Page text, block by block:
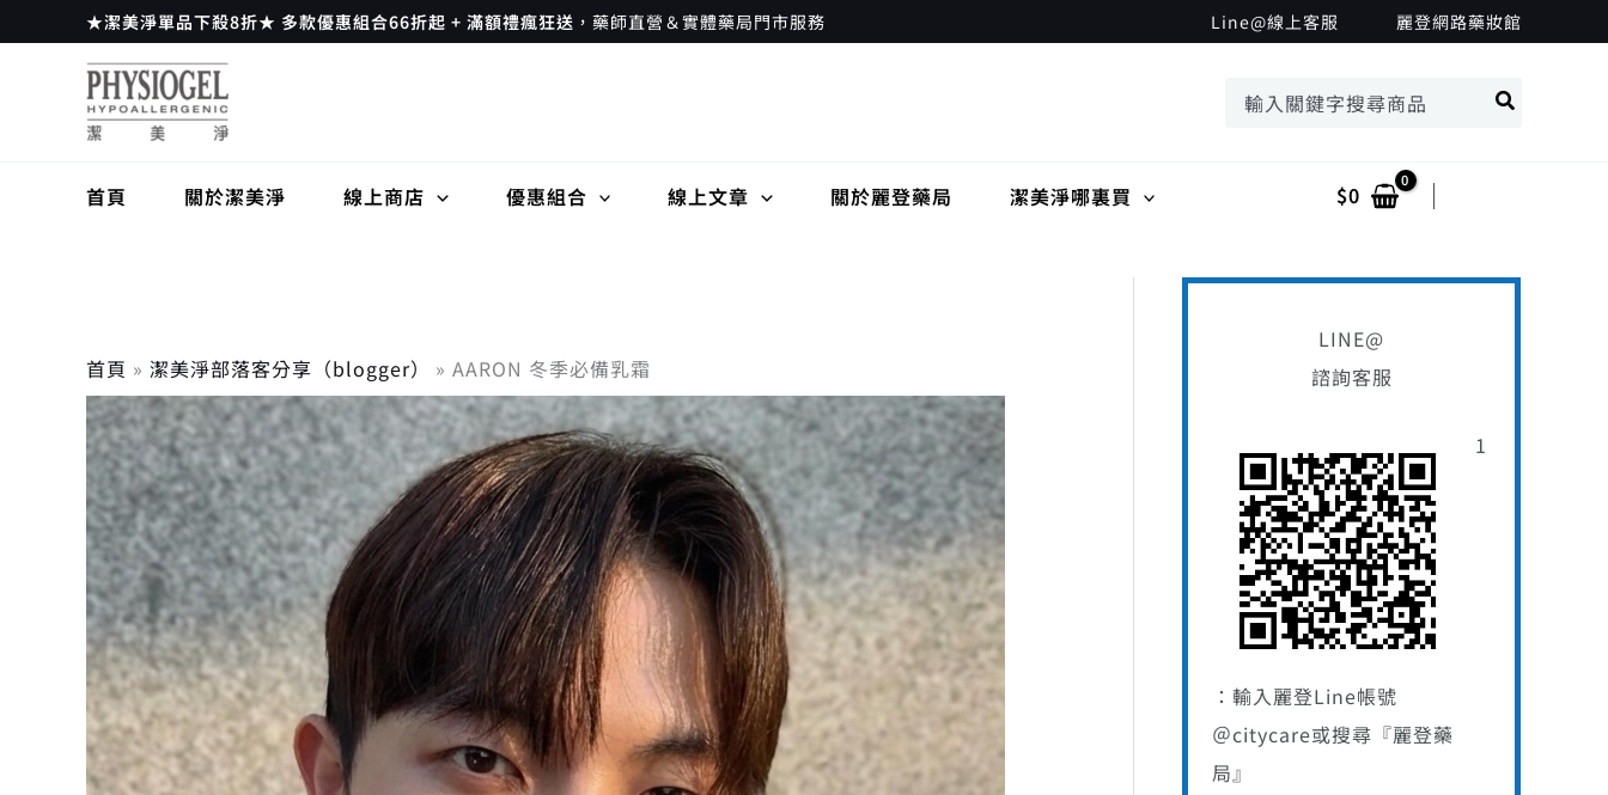
至
★潔美淨單品下殺8折★ 多款優惠組合66折起 + 滿額禮瘋狂送 ，藥師直營＆實體藥局門市服務 Line@線上客服 麗登網路藥妝館
尋：
首頁 關於潔美淨 線上商店 優惠組合 線上文章 關於麗登藥局 潔美淨哪裏買 $0
首頁 潔美淨部落客分享（blogger） AARON 冬季必備乳霜
LINE@
諮詢客服
1
：輸入麗登Line帳號
＠citycare或搜尋『麗登藥
局』